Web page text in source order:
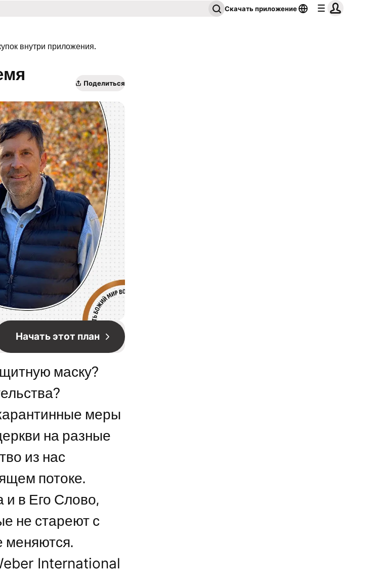
Скачать приложение
внутри приложения.
Поделиться
Начать этот план
маску?
меры
на разные
из нас
потоке.
в Его Слово,
не стареют с
меняются.
International